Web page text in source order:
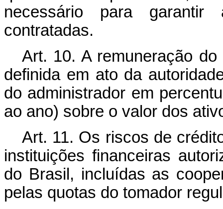
necessário para garantir
contratadas.
Art. 10. A remuneração
definida em ato da
do administrador em
ao ano) sobre o valor dos
Art. 11. Os riscos de
instituições financeiras
do Brasil, incluídas as
pelas quotas do tomador